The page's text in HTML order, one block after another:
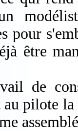
pour
être
de
pilote la